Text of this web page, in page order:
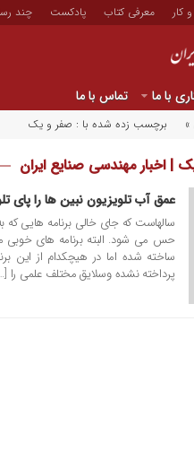
کار معرفی کتاب پادکست چند
با ما تماس با ما
برچسب زده شده با : صفر و یک
اخبار مهندسی صنایع ایران
عمق آب تلویزیون نبین ها را پای
سالهاست که جای خالی برنامه هایی که
حس می شود. البته برنامه های خوبی
ساخته شده اما در هیچکدام از این
پرداخته نشده وسلایق مختلف علمی را